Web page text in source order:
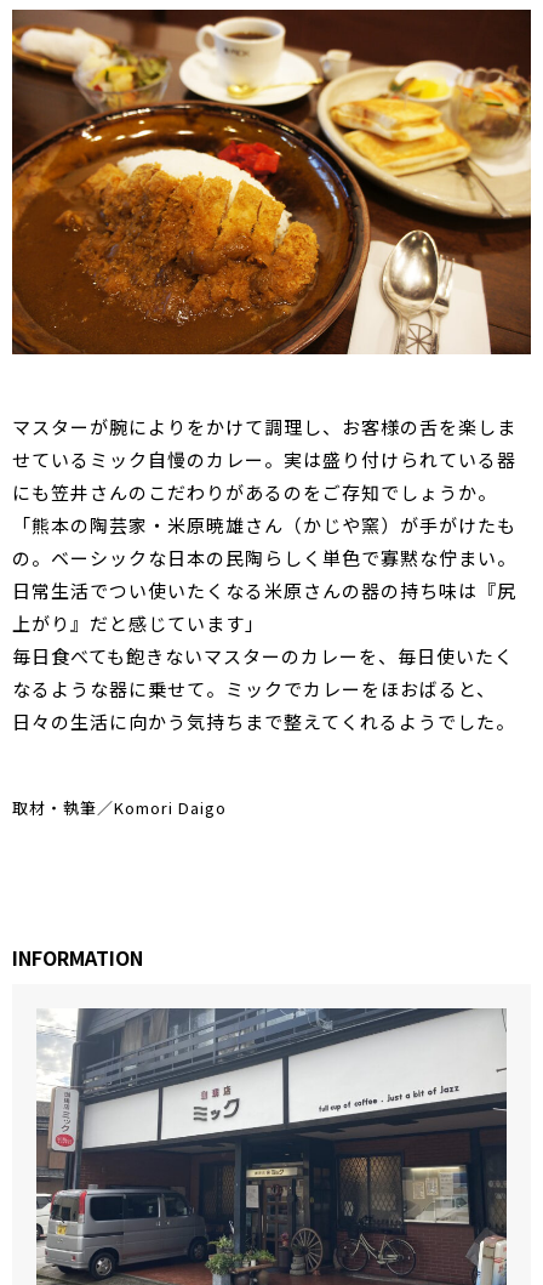
マスターが腕によりをかけて調理し、お客様の舌を楽しま
せているミック自慢のカレー。実は盛り付けられている器
にも笠井さんのこだわりがあるのをご存知でしょうか。
「熊本の陶芸家・米原暁雄さん（かじや窯）が手がけたも
の。ベーシックな日本の民陶らしく単色で寡黙な佇まい。
日常生活でつい使いたくなる米原さんの器の持ち味は『尻
上がり』だと感じています」
毎日食べても飽きないマスターのカレーを、毎日使いたく
なるような器に乗せて。ミックでカレーをほおばると、
日々の生活に向かう気持ちまで整えてくれるようでした。
取材・執筆／Komori Daigo
INFORMATION